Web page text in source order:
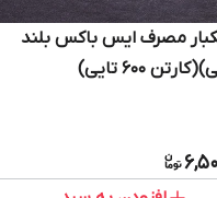
مصرف ایس باکس بلند
۶۰۰ تایی)